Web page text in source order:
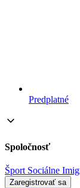
Predplatné
Spoločnosť
Šport Sociálne
Zaregistrovať sa